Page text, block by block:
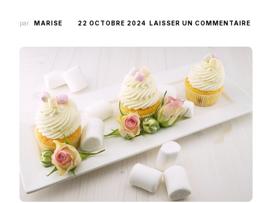
par MARISE 22 OCTOBRE 2024 LAISSER UN COMMENTAIRE